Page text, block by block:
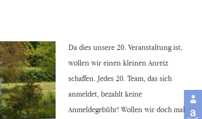
Da dies unsere 20. Veranstaltung ist,
wollen wir einen kleinen Anreiz
schaffen. Jedes 20. Team, das sich
anmeldet, bezahlt keine
Anmeldegebühr! Wollen wir doch mal